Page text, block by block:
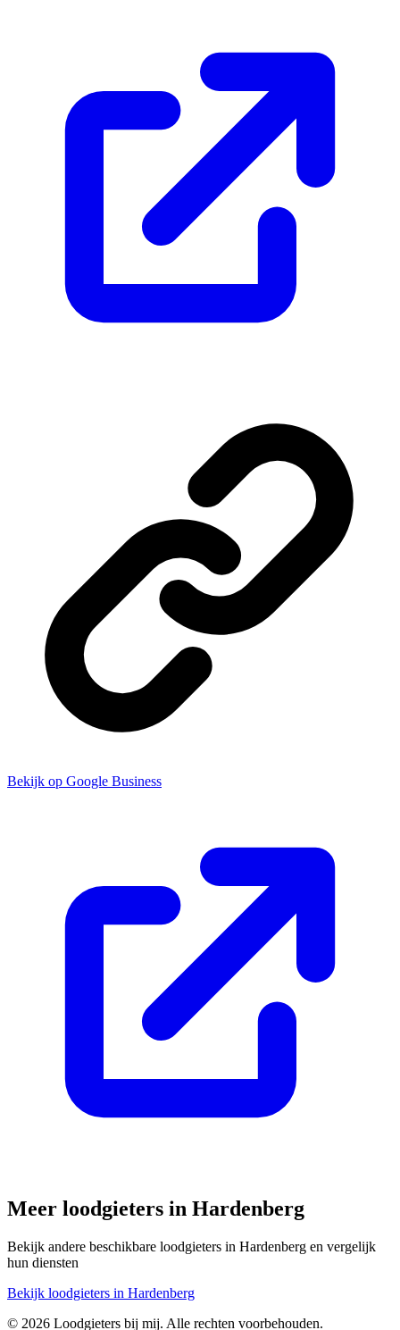
Bekijk op Google Business
Meer loodgieters in Hardenberg
Bekijk andere beschikbare loodgieters in Hardenberg en vergelijk
hun diensten
Bekijk loodgieters in Hardenberg
© 2026 Loodgieters bij mij. Alle rechten voorbehouden.